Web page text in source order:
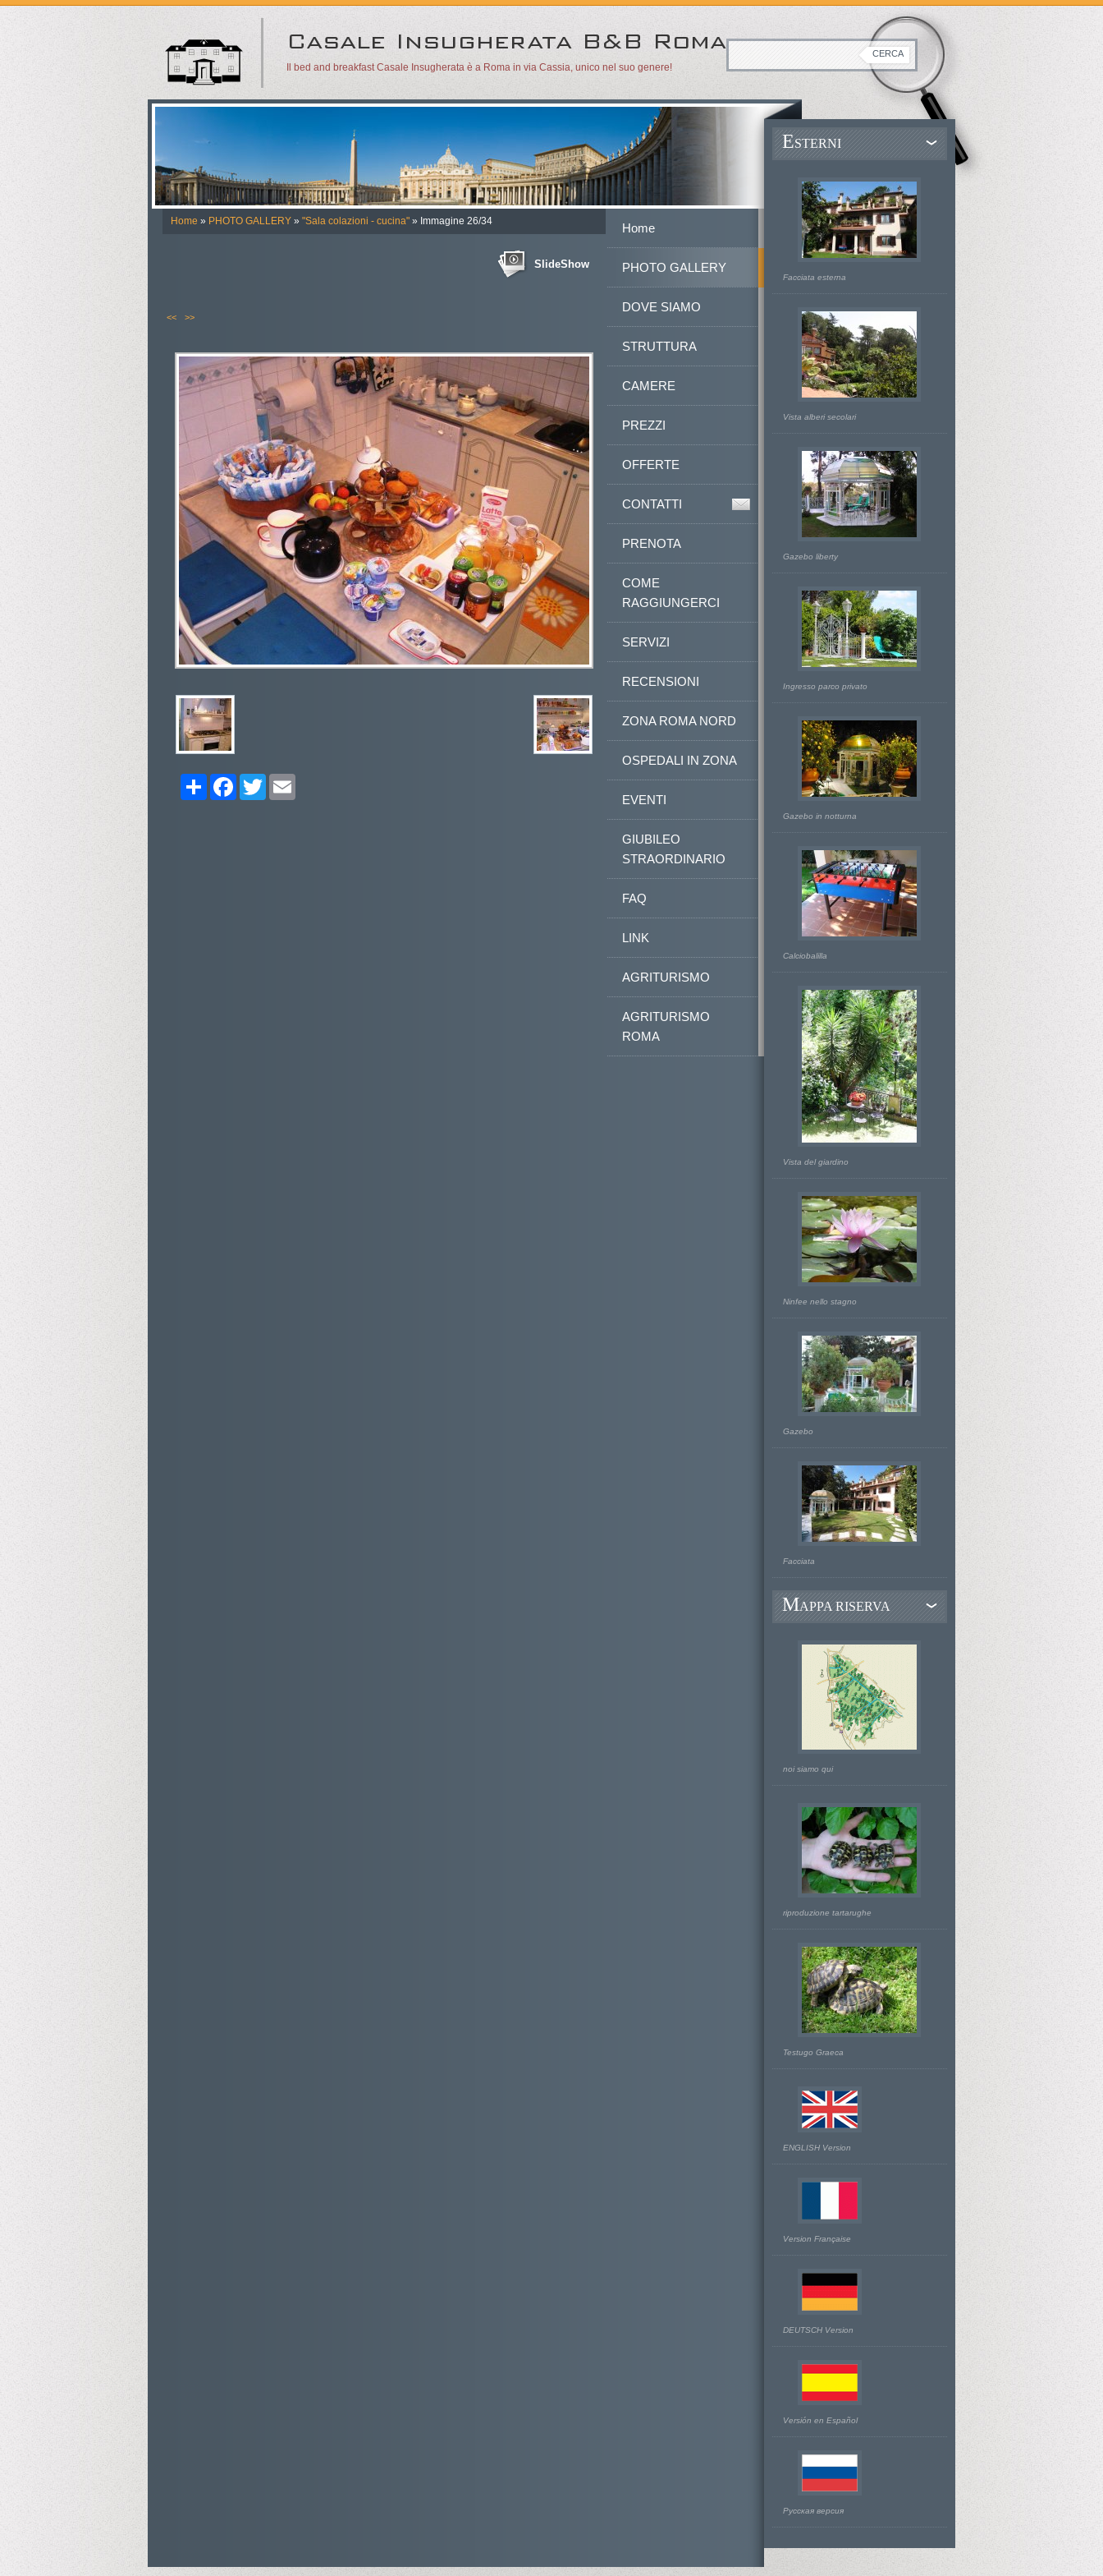
Il bed and breakfast Casale Insugherata è a Roma in via Cassia, unico nel suo genere!
Home » PHOTO GALLERY » "Sala colazioni - cucina" » Immagine 26/34
SlideShow
<< >>
Share FacebookTwitter
Home
PHOTO GALLERY
DOVE SIAMO
STRUTTURA
CAMERE
PREZZI
OFFERTE
CONTATTI
PRENOTA
COME
RAGGIUNGERCI
SERVIZI
RECENSIONI
ZONA ROMA NORD
OSPEDALI IN ZONA
EVENTI
GIUBILEO
STRAORDINARIO
FAQ
LINK
AGRITURISMO
AGRITURISMO
ROMA
ESTERNI
Facciata esterna
Vista alberi secolari
Gazebo liberty
Ingresso parco privato
Gazebo in notturna
Calciobalilla
Vista del giardino
Ninfee nello stagno
Gazebo
Facciata
MAPPA RISERVA
noi siamo qui
riproduzione tartarughe
Testugo Graeca
ENGLISH Version
Version Française
DEUTSCH Version
Versión en Español
Русская версия